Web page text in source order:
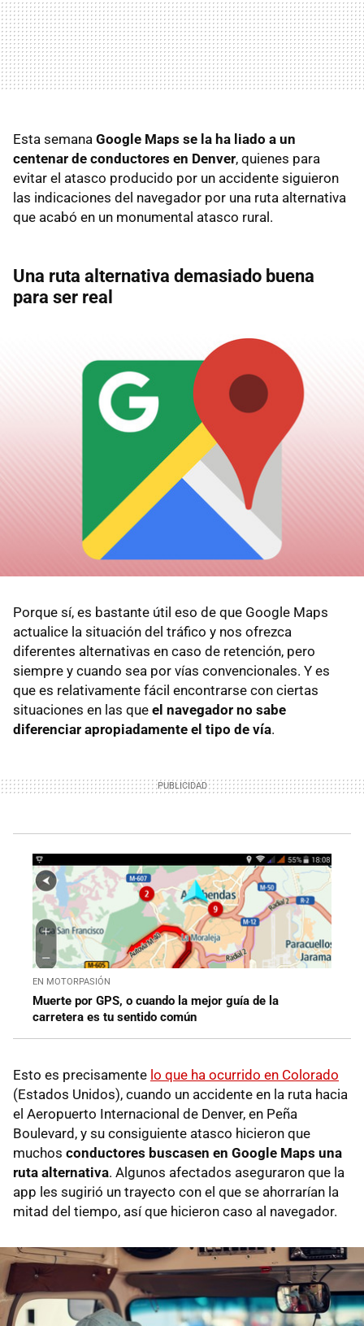
Esta semana Google Maps se la ha liado a un
centenar de conductores en Denver, quienes para
evitar el atasco producido por un accidente siguieron
las indicaciones del navegador por una ruta alternativa
que acabó en un monumental atasco rural.
Una ruta alternativa demasiado buena
para ser real
Porque sí, es bastante útil eso de que Google Maps
actualice la situación del tráfico y nos ofrezca
diferentes alternativas en caso de retención, pero
siempre y cuando sea por vías convencionales. Y es
que es relativamente fácil encontrarse con ciertas
situaciones en las que el navegador no sabe
diferenciar apropiadamente el tipo de vía.
EN MOTORPASIÓN
Muerte por GPS, o cuando la mejor guía de la
carretera es tu sentido común
Esto es precisamente lo que ha ocurrido en Colorado
(Estados Unidos), cuando un accidente en la ruta hacia
el Aeropuerto Internacional de Denver, en Peña
Boulevard, y su consiguiente atasco hicieron que
muchos conductores buscasen en Google Maps una
ruta alternativa. Algunos afectados aseguraron que la
app les sugirió un trayecto con el que se ahorrarían la
mitad del tiempo, así que hicieron caso al navegador.